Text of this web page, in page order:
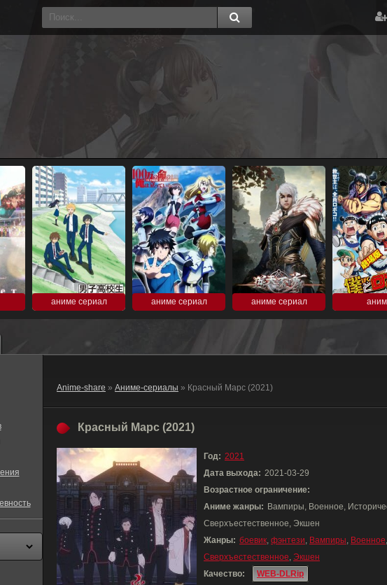
аниме сериал аниме сериал аниме сериал
Anime-share » Аниме-сериалы » Красный Марс (2021)
Красный Марс (2021)
Год: 2021
Дата выхода: 2021-03-29
Возрастное ограничение:
Аниме жанры: Вампиры, Военное,
Сверхъестественное, Экшен
Жанры: боевик, фэнтези, Вампиры, Военное,
Сверхъестественное, Экшен
Качество:
WEB-DLRip